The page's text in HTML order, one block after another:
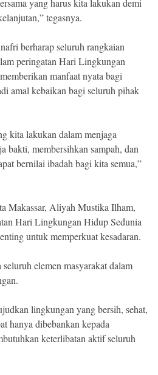
yang harus kita lakukan demi
tegasnya.
berharap seluruh rangkaian
peringatan Hari Lingkungan
manfaat nyata bagi
amal kebaikan bagi seluruh pihak
kita lakukan dalam menjaga
bakti, membersihkan sampah, dan
bernilai ibadah bagi kita semua,”
Makassar, Aliyah Mustika Ilham,
Hari Lingkungan Hidup Sedunia
untuk memperkuat kesadaran.
elemen masyarakat dalam
lingkungan yang bersih, sehat,
hanya dibebankan kepada
keterlibatan aktif seluruh